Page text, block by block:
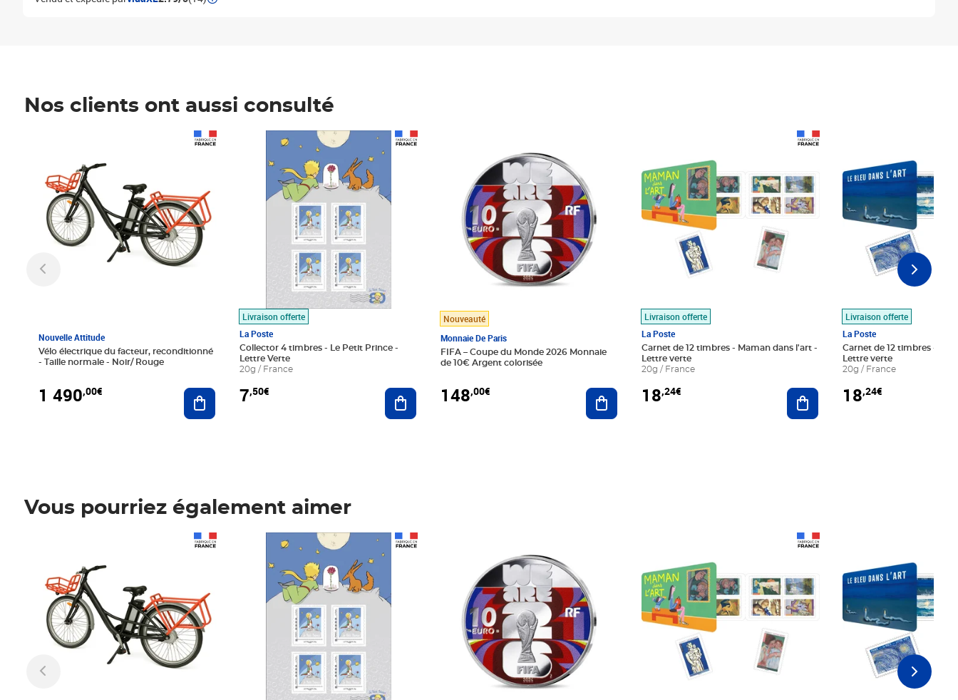
Nos clients ont aussi consulté
Nouvelle Attitude
Vélo électrique du facteur, reconditionné
- Taille normale - Noir/ Rouge
1 490,00€ Ajouter au panier
Livraison offerte
La Poste
Collector 4 timbres - Le Petit Prince -
Lettre Verte
20g / France
7,50€
Prix 7,50€
Ajouter au panier
Nouveauté
Monnaie De Paris
FIFA – Coupe du Monde 2026 Monnaie
de 10€ Argent colorisée
148,00€ Ajouter au panier
Livraison offerte
La Poste
Carnet de 12 timbres - Maman dans l'art -
Lettre verte
20g / France
18,24€ Ajouter au panier
Livraison offerte
La Poste
Carnet de 12 timbres - Le
Lettre verte
20g / France
18,24€
Vous pourriez également aimer
Prix 7,50€